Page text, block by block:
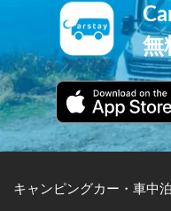
無
キャンピングカー・車中